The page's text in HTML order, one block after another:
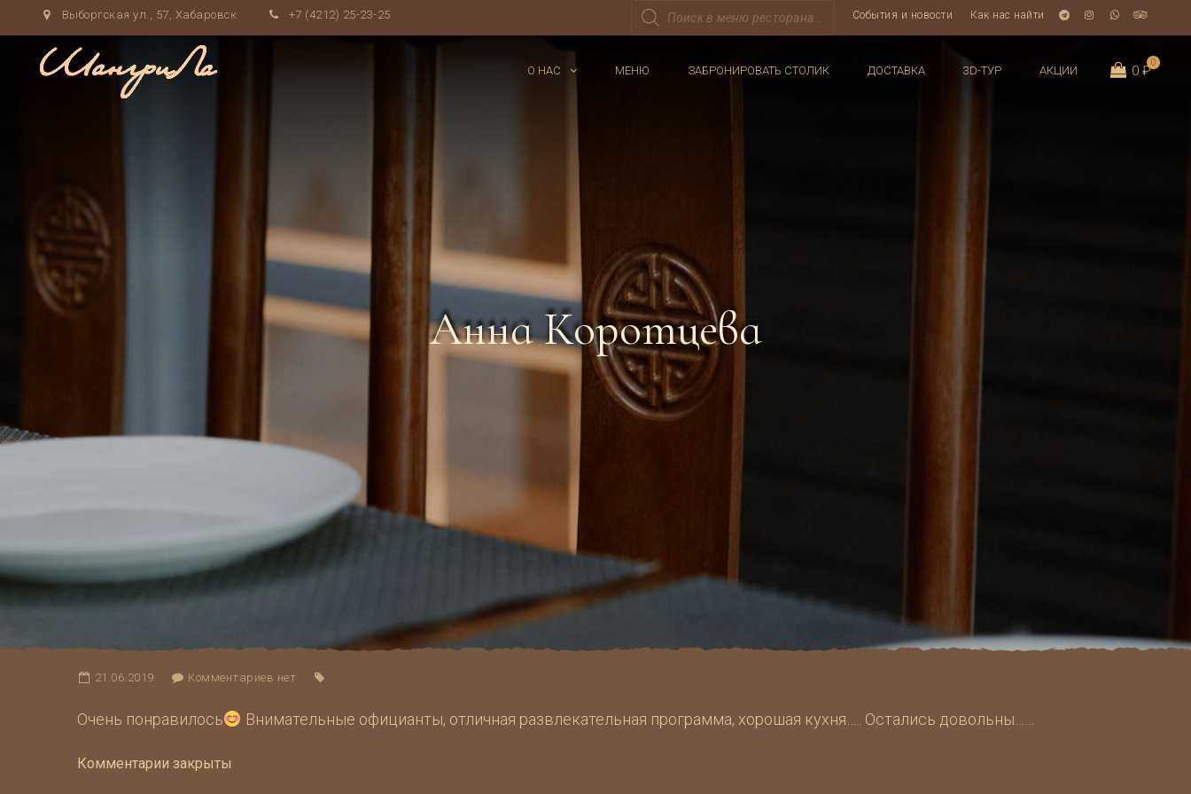
Поиск
товаров
События и новости Как нас найти
Выборгская ул., 57, Хабаровск +7 (4212) 25-23-25
0
0 ₽
О НАС МЕНЮ ЗАБРОНИРОВАТЬ СТОЛИК ДОСТАВКА 3D-ТУР АКЦИИ
Анна Коротцева
21.06.2019 Комментариев нет
Очень понравилось Внимательные официанты, отличная развлекательная программа, хорошая кухня….. Остались довольны……
Комментарии закрыты